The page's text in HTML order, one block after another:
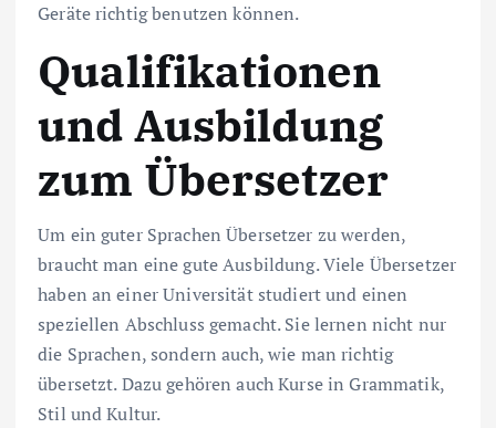
Geräte richtig benutzen können.
Qualifikationen
und Ausbildung
zum Übersetzer
Um ein guter Sprachen Übersetzer zu werden,
braucht man eine gute Ausbildung. Viele Übersetzer
haben an einer Universität studiert und einen
speziellen Abschluss gemacht. Sie lernen nicht nur
die Sprachen, sondern auch, wie man richtig
übersetzt. Dazu gehören auch Kurse in Grammatik,
Stil und Kultur.